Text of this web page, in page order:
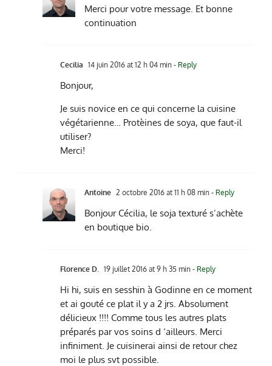
Merci pour votre message. Et bonne
continuation
Cecilia 14 juin 2016 at 12 h 04 min - Reply
Bonjour,
Je suis novice en ce qui concerne la cuisine
végétarienne… Protèines de soya, que faut-il
utiliser?
Merci!
Antoine 2 octobre 2016 at 11 h 08 min - Reply
Bonjour Cécilia, le soja texturé s’achète
en boutique bio.
Florence D. 19 juillet 2016 at 9 h 35 min - Reply
Hi hi, suis en sesshin à Godinne en ce moment
et ai gouté ce plat il y a 2 jrs. Absolument
délicieux !!!! Comme tous les autres plats
préparés par vos soins d ‘ailleurs. Merci
infiniment. Je cuisinerai ainsi de retour chez
moi le plus svt possible.